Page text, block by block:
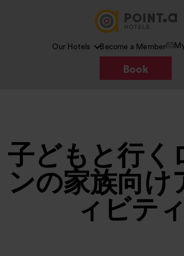
Our Hotels Become a Member
Book
子どもと行く
ンの家族向け
ィビティ